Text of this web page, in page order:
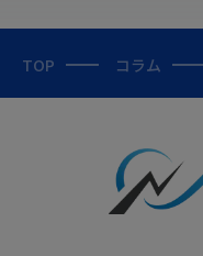
TOP コラム